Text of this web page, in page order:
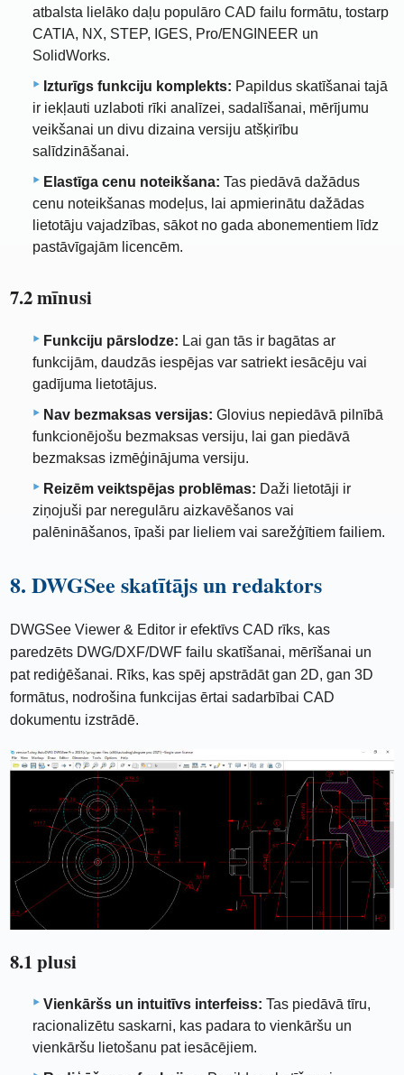
atbalsta lielāko daļu populāro CAD failu formātu, tostarp
CATIA, NX, STEP, IGES, Pro/ENGINEER un
SolidWorks.
Izturīgs funkciju komplekts: Papildus skatīšanai tajā
ir iekļauti uzlaboti rīki analīzei, sadalīšanai, mērījumu
veikšanai un divu dizaina versiju atšķirību
salīdzināšanai.
Elastīga cenu noteikšana: Tas piedāvā dažādus
cenu noteikšanas modeļus, lai apmierinātu dažādas
lietotāju vajadzības, sākot no gada abonementiem līdz
pastāvīgajām licencēm.
7.2 mīnusi
Funkciju pārslodze: Lai gan tās ir bagātas ar
funkcijām, daudzās iespējas var satriekt iesācēju vai
gadījuma lietotājus.
Nav bezmaksas versijas: Glovius nepiedāvā pilnībā
funkcionējošu bezmaksas versiju, lai gan piedāvā
bezmaksas izmēģinājuma versiju.
Reizēm veiktspējas problēmas: Daži lietotāji ir
ziņojuši par neregulāru aizkavēšanos vai
palēnināšanos, īpaši par lieliem vai sarežģītiem failiem.
8. DWGSee skatītājs un redaktors
DWGSee Viewer & Editor ir efektīvs CAD rīks, kas
paredzēts DWG/DXF/DWF failu skatīšanai, mērīšanai un
pat rediģēšanai. Rīks, kas spēj apstrādāt gan 2D, gan 3D
formātus, nodrošina funkcijas ērtai sadarbībai CAD
dokumentu izstrādē.
8.1 plusi
Vienkāršs un intuitīvs interfeiss: Tas piedāvā tīru,
racionalizētu saskarni, kas padara to vienkāršu un
vienkāršu lietošanu pat iesācējiem.